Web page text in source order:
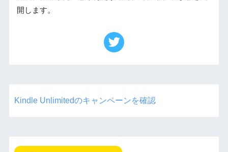
開します。
Kindle Unlimitedのキャンペーンを確認